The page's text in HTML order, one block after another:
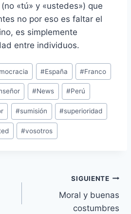
«tú» y «ustedes») que
no por eso es faltar el
es simplemente
entre individuos.
#España #Franco
#News #Perú
#sumisión #superioridad
#vosotros
SIGUIENTE
Moral y buenas
costumbres